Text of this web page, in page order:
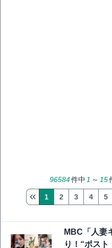
96584件中 1 ～ 15
1 2 3 4 5
MBC「人妻
り！“ポス